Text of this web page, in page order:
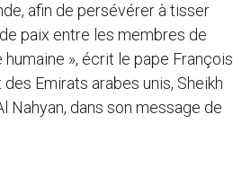
afin de persévérer à tisser
paix entre les membres de
», écrit le pape François
Emirats arabes unis, Sheikh
Nahyan, dans son message de